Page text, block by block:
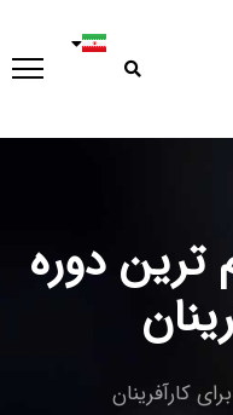
Type and hit enter
دوره
کارآفرینان